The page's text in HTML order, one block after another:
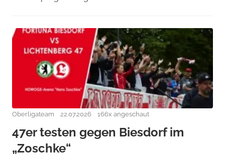
Oberligateam 22.07.2026 166x angeschaut
47er testen gegen Biesdorf im
„Zoschke“